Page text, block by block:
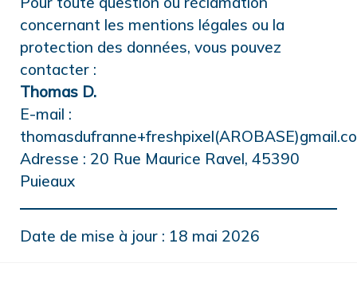
concernant les mentions légales ou la
protection des données, vous pouvez
contacter :
Thomas D.
E-mail :
Adresse : 20 Rue Maurice Ravel, 45390
Puieaux
Date de mise à jour : 18 mai 2026